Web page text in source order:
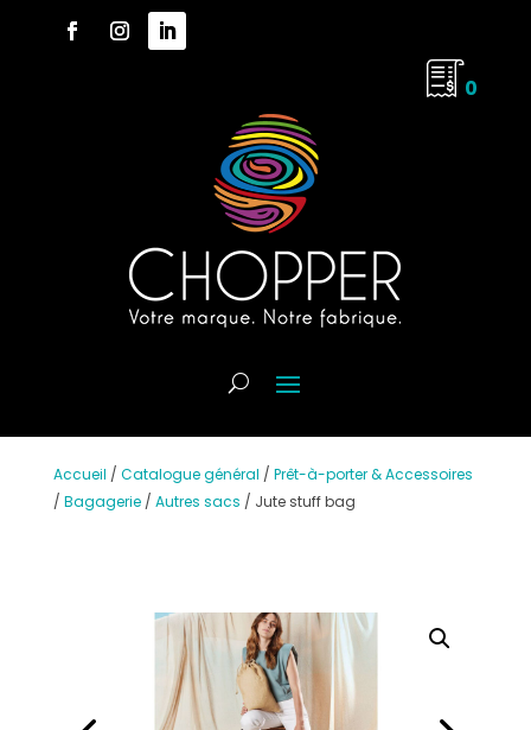
0
Accueil / Catalogue général / Prêt-à-porter & Accessoires
/ Bagagerie/ Autres sacs / Jute stuff bag